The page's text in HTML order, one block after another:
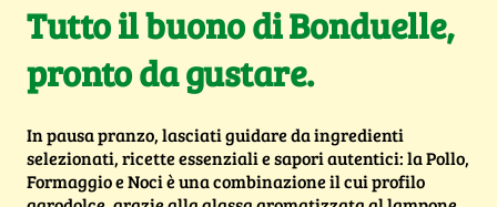
Tutto il buono di Bonduelle,
pronto da gustare.
In pausa pranzo, lasciati guidare da ingredienti
selezionati, ricette essenziali e sapori autentici: la Pollo,
Formaggio e Noci è una combinazione il cui profilo